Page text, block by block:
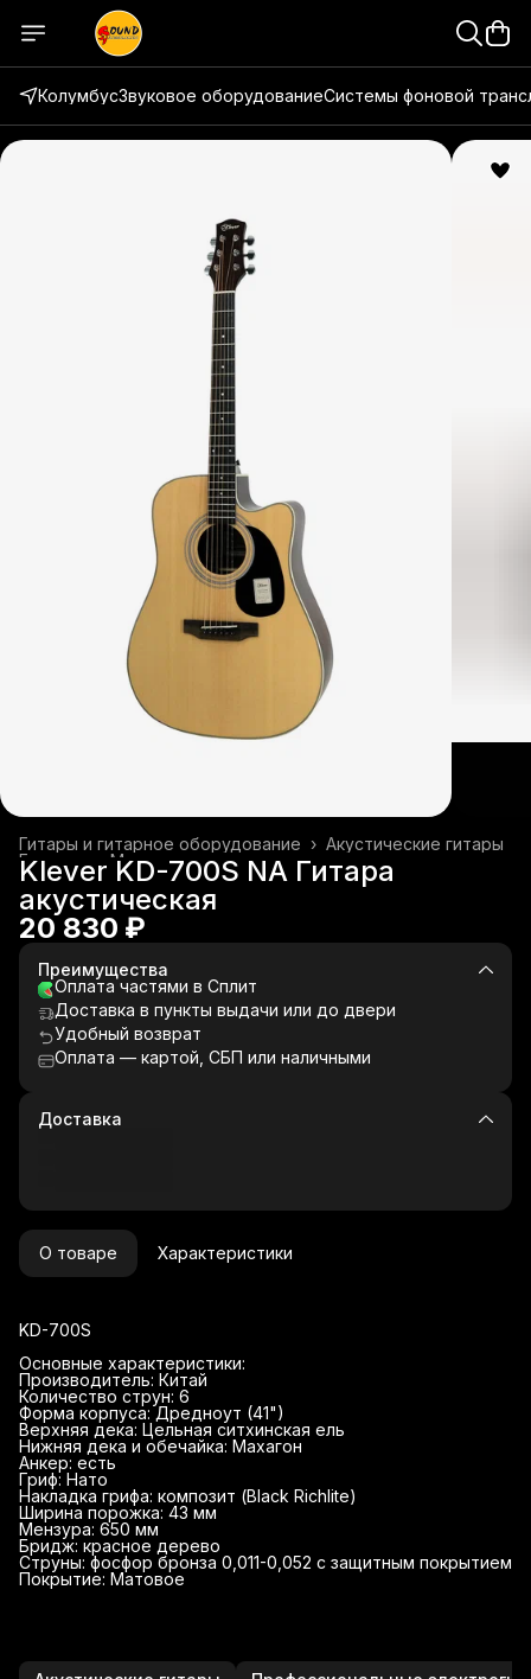
КолумбусЗвуковое оборудованиеСистемы фоновой
Акустические гитары
Гитары и гитарное оборудование ›
Музыкальные инструменты
Главная
Klever KD-700S NA Гитара
акустическая
20 830 ₽
Преимущества
Оплата частями в Сплит
Доставка в пункты выдачи или до двери
Удобный возврат
Оплата — картой, СБП или наличными
Доставка
О товаре Характеристики
KD-700S
Основные характеристики:
Производитель: Китай
Количество струн: 6
Форма корпуса: Дредноут (41")
Верхняя дека: Цельная ситхинская ель
Нижняя дека и обечайка: Махагон
Анкер: есть
Гриф: Нато
Накладка грифа: композит (Black Richlite)
Ширина порожка: 43 мм
Мензура: 650 мм
Бридж: красное дерево
Струны: фосфор бронза 0,011-0,052 с защитным покрытием
Покрытие: Матовое